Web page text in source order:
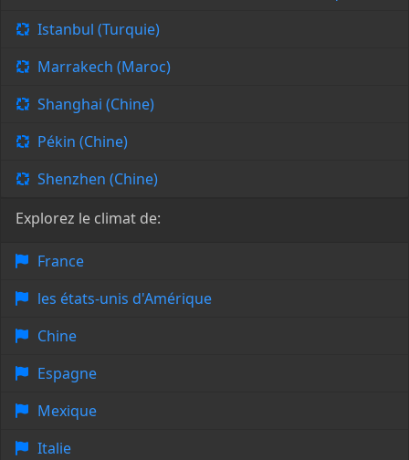
Istanbul (Turquie)
Marrakech (Maroc)
Shanghai (Chine)
Pékin (Chine)
Shenzhen (Chine)
Explorez le climat de:
France
les états-unis d'Amérique
Chine
Espagne
Mexique
Italie